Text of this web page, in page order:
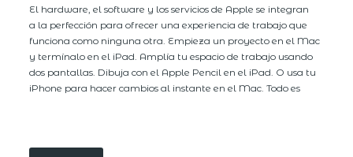
El hardware, el software y los servicios de Apple se integran
a la perfección para ofrecer una experiencia de trabajo que
funciona como ninguna otra. Empieza un proyecto en el Mac
y termínalo en el iPad. Amplía tu espacio de trabajo usando
dos pantallas. Dibuja con el Apple Pencil en el iPad. O usa tu
iPhone para hacer cambios al instante en el Mac. Todo es